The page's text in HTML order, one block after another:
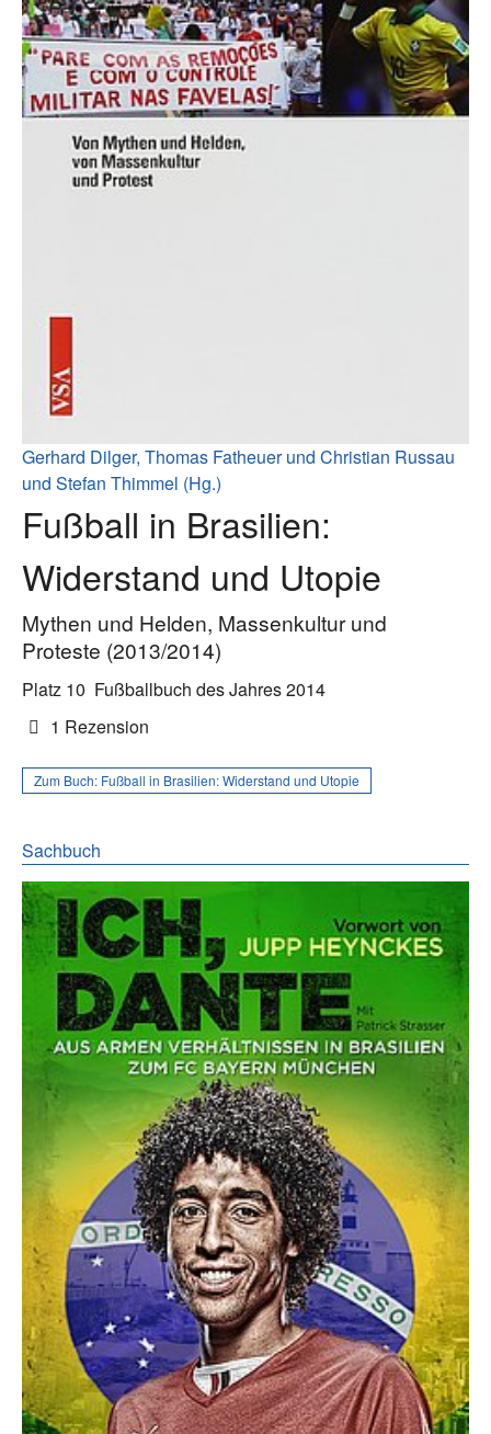
Gerhard Dilger, Thomas Fatheuer und Christian Russau
und Stefan Thimmel (Hg.)
Fußball in Brasilien:
Widerstand und Utopie
Mythen und Helden, Massenkultur und
Proteste (2013/2014)
Platz 10 Fußballbuch des Jahres 2014
1 Rezension
Zum Buch: Fußball in Brasilien: Widerstand und Utopie
Sachbuch